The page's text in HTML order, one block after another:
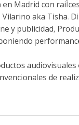
Madrid con
aka Tisha.
y publicidad,
audiovisuales
de